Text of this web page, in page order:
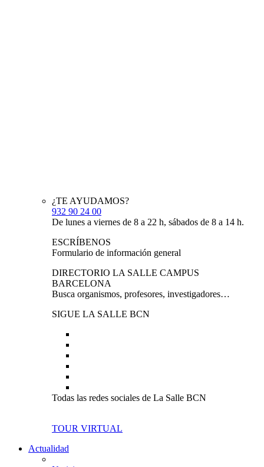
¿TE AYUDAMOS?
932 90 24 00
De lunes a viernes de 8 a 22 h, sábados de 8 a 14 h.
ESCRÍBENOS
Formulario de información general
DIRECTORIO LA SALLE CAMPUS
BARCELONA
Busca organismos, profesores, investigadores…
SIGUE LA SALLE BCN
Todas las redes sociales de La Salle BCN
TOUR VIRTUAL
Actualidad